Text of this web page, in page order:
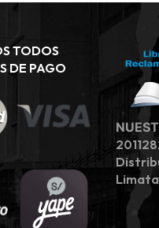
TODOS
DE PAGO